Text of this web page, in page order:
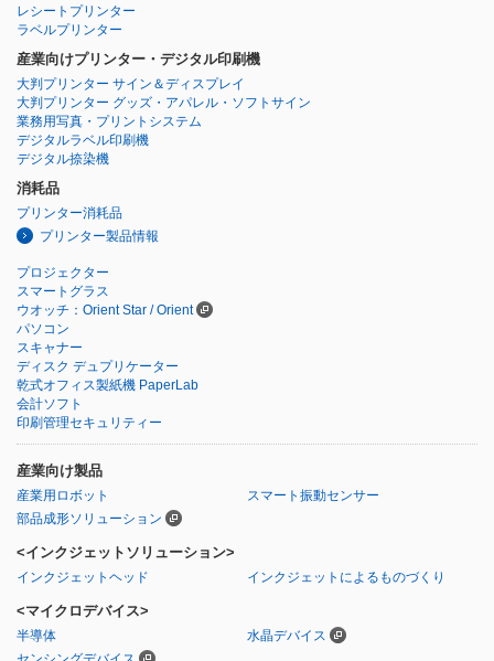
レシートプリンター
ラベルプリンター
産業向けプリンター・デジタル印刷機
大判プリンター サイン＆ディスプレイ
大判プリンター グッズ・アパレル・ソフトサイン
業務用写真・プリントシステム
デジタルラベル印刷機
デジタル捺染機
消耗品
プリンター消耗品
プリンター製品情報
プロジェクター
スマートグラス
ウオッチ：Orient Star / Orient
パソコン
スキャナー
ディスク デュプリケーター
乾式オフィス製紙機 PaperLab
会計ソフト
印刷管理セキュリティー
産業向け製品
産業用ロボット
スマート振動センサー
部品成形ソリューション
<インクジェットソリューション>
インクジェットヘッド インクジェットによるものづくり
<マイクロデバイス>
半導体
水晶デバイス